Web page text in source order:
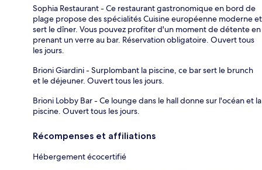
Sophia Restaurant - Ce restaurant gastronomique en bord de
plage propose des spécialités Cuisine européenne moderne et
sert le dîner. Vous pouvez profiter d'un moment de détente en
prenant un verre au bar. Réservation obligatoire. Ouvert tous
les jours.
Brioni Giardini - Surplombant la piscine, ce bar sert le brunch
et le déjeuner. Ouvert tous les jours.
Brioni Lobby Bar - Ce lounge dans le hall donne sur l'océan et la
piscine. Ouvert tous les jours.
Récompenses et affiliations
Hébergement écocertifié